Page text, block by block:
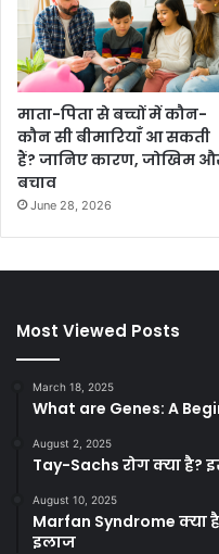
माता-पिता से बच्चों में कौन-
कौन सी बीमारियाँ आ सकती
हैं? जानिए कारण, जोखिम
बचाव
June 28, 2026
Most Viewed Posts
March 18, 2025
What are Genes: A
August 2, 2025
Tay-Sachs रोग क्या है?
August 10, 2025
Marfan Syndrome क्या
इलाज